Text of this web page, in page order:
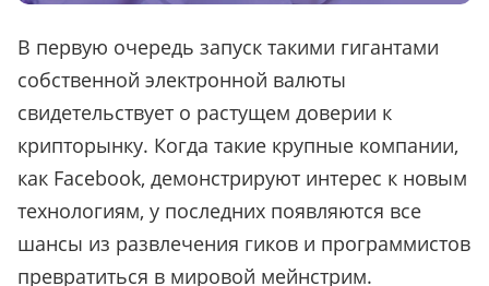
В первую очередь запуск такими гигантами
собственной электронной валюты
свидетельствует о растущем доверии к
крипторынку. Когда такие крупные компании,
как Facebook, демонстрируют интерес к новым
технологиям, у последних появляются все
шансы из развлечения гиков и программистов
превратиться в мировой мейнстрим.